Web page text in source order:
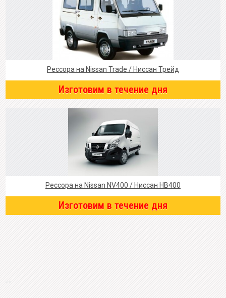
Рессора на Nissan Trade / Ниссан Трейд
Изготовим в течение дня
Рессора на Nissan NV400 / Ниссан НВ400
Изготовим в течение дня